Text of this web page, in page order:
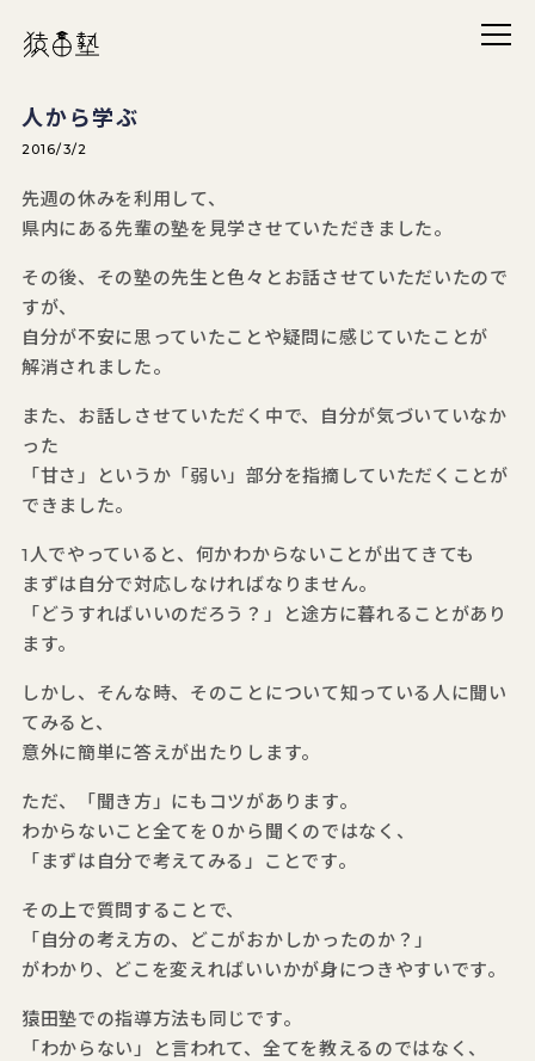
メニ
猿田塾
人から学ぶ
2016/3/2
先週の休みを利用して、
県内にある先輩の塾を見学させていただきました。
その後、その塾の先生と色々とお話させていただいたので
すが、
自分が不安に思っていたことや疑問に感じていたことが
解消されました。
また、お話しさせていただく中で、自分が気づいていなか
った
「甘さ」というか「弱い」部分を指摘していただくことが
できました。
1人でやっていると、何かわからないことが出てきても
まずは自分で対応しなければなりません。
「どうすればいいのだろう？」と途方に暮れることがあり
ます。
しかし、そんな時、そのことについて知っている人に聞い
てみると、
意外に簡単に答えが出たりします。
ただ、「聞き方」にもコツがあります。
わからないこと全てを０から聞くのではなく、
「まずは自分で考えてみる」ことです。
その上で質問することで、
「自分の考え方の、どこがおかしかったのか？」
がわかり、どこを変えればいいかが身につきやすいです。
猿田塾での指導方法も同じです。
「わからない」と言われて、全てを教えるのではなく、